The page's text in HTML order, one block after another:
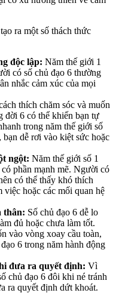
ra một số thách thức
độc lập: Năm thế giới 1
có số chủ đạo 6 thường
nhắc cảm xúc của mọi
thích chăm sóc và muốn
đời 6 có thể khiến bạn tự
trong năm thế giới số
dễ rơi vào kiệt sức hoặc
ngột: Năm thế giới số 1
phần mạnh mẽ. Người có
có thể thấy khó thích
hoặc các mối quan hệ
thân: Số chủ đạo 6 dễ lo
đủ hoặc chưa làm tốt.
vào vòng xoay cầu toàn,
6 trong năm hành động
đưa ra quyết định: Vì
chủ đạo 6 đôi khi né tránh
ra quyết định dứt khoát.